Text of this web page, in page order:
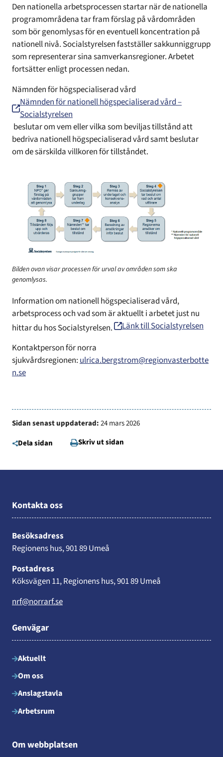
Den nationella arbetsprocessen startar när de nationella
programområdena tar fram förslag på vårdområden
som bör genomlysas för en eventuell koncentration på
nationell nivå. Socialstyrelsen fastställer sakkunniggrupp
som representerar sina samverkansregioner. Arbetet
fortsätter enligt processen nedan.
Nämnden för högspecialiserad vård
Nämnden för nationell högspecialiserad vård –
Socialstyrelsen
beslutar om vem eller vilka som beviljas tillstånd att
bedriva nationell högspecialiserad vård samt beslutar
om de särskilda villkoren för tillståndet.
Bilden ovan visar processen för urval av områden som ska
genomlysas.
Information om nationell högspecialiserad vård,
arbetsprocess och vad som är aktuellt i arbetet just nu
hittar du hos Socialstyrelsen.
Länk till Socialstyrelsen
Kontaktperson för norra
sjukvårdsregionen:ulrica.bergstrom@regionvasterbotte
n.se
Sidan senast uppdaterad:24 mars 2026
Dela sidan
Skriv ut sidan
Kontakta oss
Besöksadress
Regionens hus, 901 89 Umeå
Postadress
Köksvägen 11, Regionens hus, 901 89 Umeå
nrf@norrarf.se
Genvägar
Aktuellt
Om oss
Anslagstavla
Arbetsrum
Om webbplatsen